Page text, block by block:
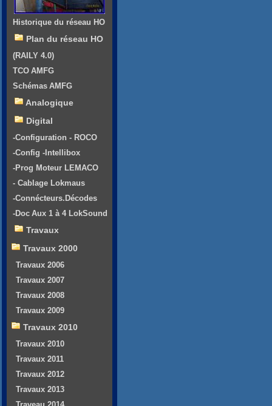
Historique du réseau HO
Plan du réseau HO
(RAILY 4.0)
TCO AMFG
Schémas AMFG
Analogique
Digital
-Configuration - ROCO
-Config -Intellibox
-Prog Moteur LEMACO
- Cablage Lokmaus
-Connécteurs.Décodes
-Doc Aux 1 à 4 LokSound
Travaux
Travaux 2000
Travaux 2006
Travaux 2007
Travaux 2008
Travaux 2009
Travaux 2010
Travaux 2010
Travaux 2011
Travaux 2012
Travaux 2013